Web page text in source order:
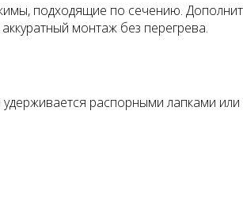
подходящие по сечению.
монтаж без перегрева.
распорными лапками